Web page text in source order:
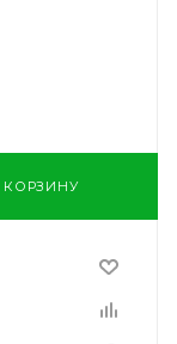
КОРЗИНУ